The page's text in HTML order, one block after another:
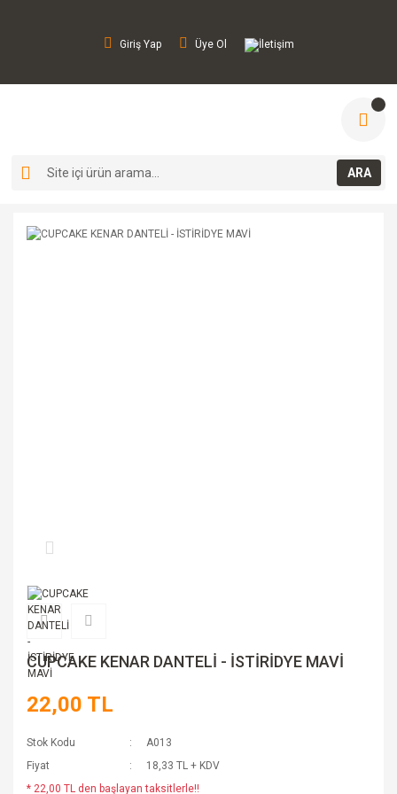
Giriş Yap Üye Ol İletişim
ARA
CUPCAKE KENAR DANTELİ - İSTİRİDYE MAVİ
22,00 TL
Stok Kodu
A013
Fiyat
18,33 TL + KDV
* 22,00 TL den başlayan taksitlerle!!